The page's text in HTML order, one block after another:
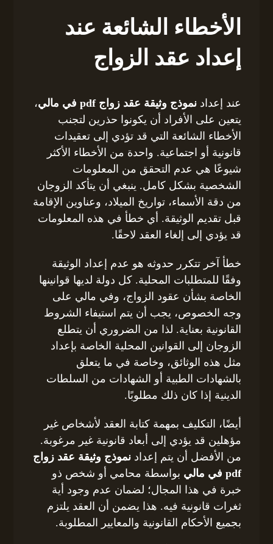
الأخطاء الشائعة عند
إعداد عقد الزواج
عند إعدادنموذج وثيقة عقد زواج pdf في مالي
،
يتعين على الأفراد أن يكونوا حذرين لتجنب
الأخطاء الشائعة التي قد تؤدي إلى تعقيدات
قانونية أو اجتماعية. واحدة من الأخطاء الأكثر
شيوعًا هي عدم التحقق من المعلومات
الشخصية بشكل كامل. ينبغي أن يتأكد الزوجان
من دقة الأسماء، تواريخ الميلاد، وعناوين الإقامة
قبل تقديم الوثيقة. أي خطأ في هذه المعلومات
قد يؤدي إلى إلغاء العقد لاحقًا.
خطأ آخر تتكرر حدوثه هو عدم إعداد الوثيقة
وفقًا للمتطلبات المحلية. كل دولة لديها قوانينها
الخاصة بشأن عقود الزواج، وفي مالي على
وجه الخصوص، يجب أن يتم استيفاء الشروط
القانونية بعناية. لذا من الضروري أن يتطلع
الزوجان إلى القوانين المحلية الخاصة بإعداد
مثل هذه الوثائق، وخاصة في ما يتعلق
بالشهادات الطبية أو الشهادات من السلطات
الدينية إذا كان ذلك مطلوبًا.
أيضًا، التكليف بمهمة كتابة العقد لأشخاص غير
مؤهلين قد يؤدي إلى أبعاد قانونية غير مرغوبة.
من الأفضل أن يتم إعدادنموذج وثيقة عقد زواج
pdf في مالي
بواسطة محامي أو شخص ذو
خبرة في هذا المجال؛ لضمان عدم وجود أية
ثغرات قانونية فيه. هذا يضمن أن العقد يلتزم
بجميع الأحكام القانونية والمعايير المطلوبة.